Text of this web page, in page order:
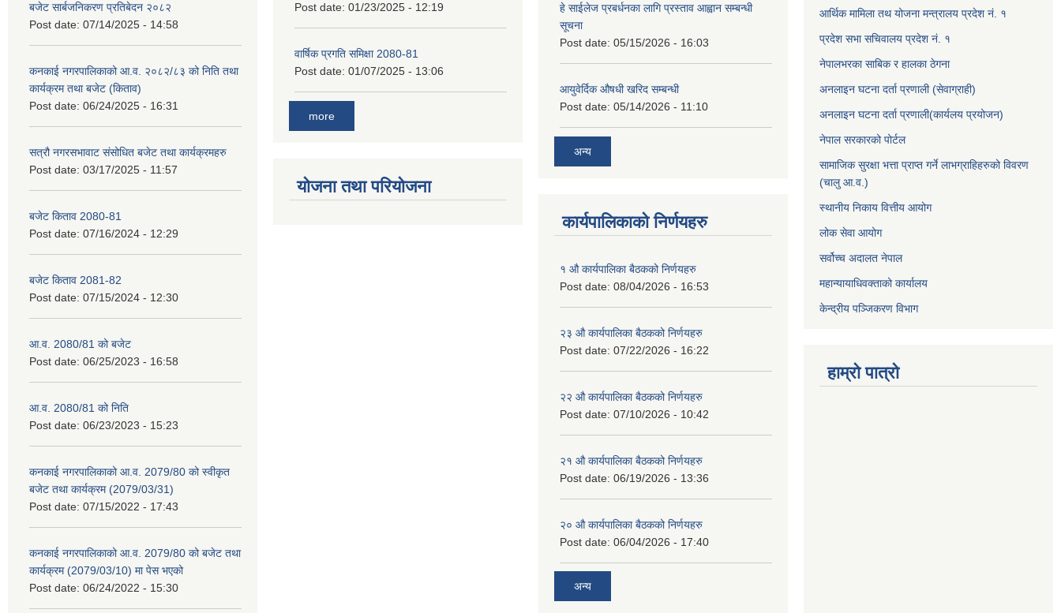
बजेट सार्बजनिकरण प्रतिबेदन २०८२
Post date: 07/14/2025 - 14:58
कनकाई नगरपालिकाको आ.व. २०८२/८३ को निति तथा
कार्यक्रम तथा बजेट (किताव)
Post date: 06/24/2025 - 16:31
सत्रौ नगरसभावाट संसोधित बजेट तथा कार्यक्रमहरु
Post date: 03/17/2025 - 11:57
बजेट किताव 2080-81
Post date: 07/16/2024 - 12:29
बजेट किताव 2081-82
Post date: 07/15/2024 - 12:30
आ.व. 2080/81 को बजेट
Post date: 06/25/2023 - 16:58
आ.व. 2080/81 को निति
Post date: 06/23/2023 - 15:23
कनकाई नगरपालिकाको आ.व. 2079/80 को स्वीकृत
बजेट तथा कार्यक्रम (2079/03/31)
Post date: 07/15/2022 - 17:43
कनकाई नगरपालिकाको आ.व. 2079/80 को बजेट तथा
कार्यक्रम (2079/03/10) मा पेस भएको
Post date: 06/24/2022 - 15:30
Post date: 01/23/2025 - 12:19
वार्षिक प्रगति समिक्षा 2080-81
Post date: 01/07/2025 - 13:06
more
योजना तथा परियोजना
हे साईलेज प्रबर्धनका लागि प्रस्ताव आह्वान सम्बन्धी
सूचना
Post date: 05/15/2026 - 16:03
आयुवेर्दिक औषधी खरिद सम्बन्धी
Post date: 05/14/2026 - 11:10
अन्य
कार्यपालिकाको निर्णयहरु
१ औ कार्यपालिका बैठकको निर्णयहरु
Post date: 08/04/2026 - 16:53
२३ औ कार्यपालिका बैठकको निर्णयहरु
Post date: 07/22/2026 - 16:22
२२ औ कार्यपालिका बैठकको निर्णयहरु
Post date: 07/10/2026 - 10:42
२१ औ कार्यपालिका बैठकको निर्णयहरु
Post date: 06/19/2026 - 13:36
२० औ कार्यपालिका बैठकको निर्णयहरु
Post date: 06/04/2026 - 17:40
अन्य
आर्थिक मामिला तथ योजना मन्त्रालय प्रदेश नं. १
प्रदेश सभा सचिवालय प्रदेश नं. १
नेपालभरका साबिक र हालका ठेगना
अनलाइन घटना दर्ता प्रणाली (सेवाग्राही)
अनलाइन घटना दर्ता प्रणाली(कार्यलय प्रयोजन)
नेपाल सरकारको पोर्टल
सामाजिक सुरक्षा भत्ता प्राप्त गर्ने लाभग्राहिहरुको विवरण
(चालु आ.व.)
स्थानीय निकाय वित्तीय आयोग
लोक सेवा आयोग
सर्वोच्च अदालत नेपाल
महान्यायाधिवक्ताको कार्यालय
केन्द्रीय पञ्जिकरण विभाग
हाम्रो पात्रो